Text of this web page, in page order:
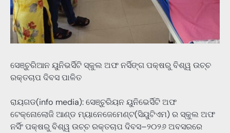
ସେଞ୍ଚୁରିଆନ ୟୁନିଭର୍ସିଟି ସ୍କୁଲ ଅଫ ନର୍ସିଙ୍ଗ ପକ୍ଷରୁ ବିଶ୍ୱ ଉଚ୍ଚ
ରକ୍ତଚାପ ଦିବସ ପାଳିତ
ରାୟଗଡ(info media): ସେଞ୍ଚୁରିୟନ ୟୁନିଭେର୍ସିଟି ଅଫ
ଟେକ୍ନୋଲୋଜି ଆଣ୍ଡ ମ୍ୟାନେଜେମେଣ୍ଟ(ସିୟୁଟିଏମ) ର ସ୍କୁଲ ଅଫ
ନର୍ସିଂ ପକ୍ଷରୁ ବିଶ୍ୱ ଉଚ୍ଚ ରକ୍ତଚାପ ଦିବସ–୨୦୨୬ ଅବସରରେ